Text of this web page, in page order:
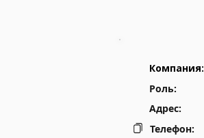
Компания:
Роль:
Адрес:
Телефон: